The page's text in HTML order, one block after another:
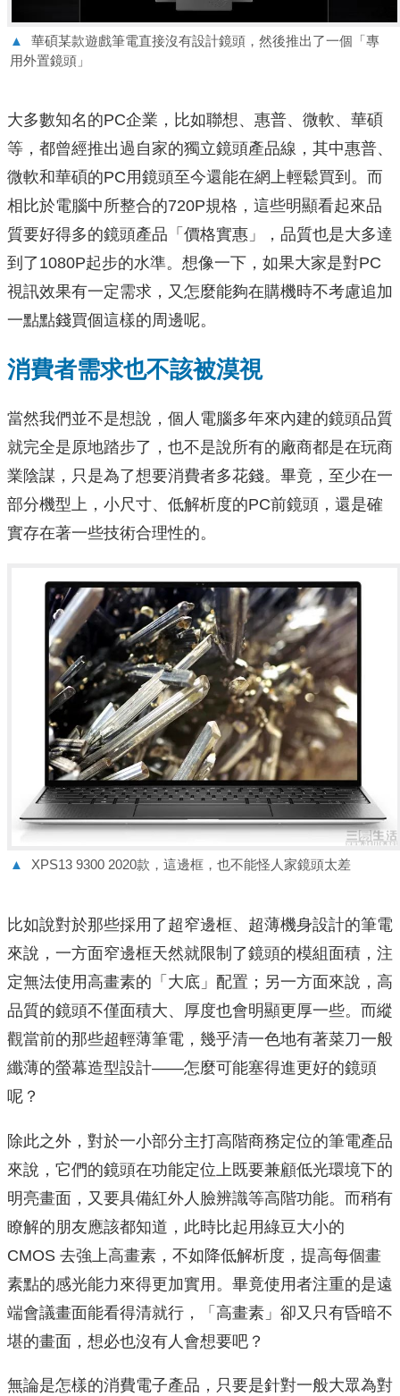
▲
華碩某款遊戲筆電直接沒有設計鏡頭，然後推出了一個「專
用外置鏡頭」
大多數知名的PC企業，比如聯想、惠普、微軟、華碩
等，都曾經推出過自家的獨立鏡頭產品線，其中惠普、
微軟和華碩的PC用鏡頭至今還能在網上輕鬆買到。而
相比於電腦中所整合的720P規格，這些明顯看起來品
質要好得多的鏡頭產品「價格實惠」，品質也是大多達
到了1080P起步的水準。想像一下，如果大家是對PC
視訊效果有一定需求，又怎麼能夠在購機時不考慮追加
一點點錢買個這樣的周邊呢。
消費者需求也不該被漠視
當然我們並不是想說，個人電腦多年來內建的鏡頭品質
就完全是原地踏步了，也不是說所有的廠商都是在玩商
業陰謀，只是為了想要消費者多花錢。畢竟，至少在一
部分機型上，小尺寸、低解析度的PC前鏡頭，還是確
實存在著一些技術合理性的。
▲ XPS13 9300 2020款，這邊框，也不能怪人家鏡頭太差
比如說對於那些採用了超窄邊框、超薄機身設計的筆電
來說，一方面窄邊框天然就限制了鏡頭的模組面積，注
定無法使用高畫素的「大底」配置；另一方面來說，高
品質的鏡頭不僅面積大、厚度也會明顯更厚一些。而縱
觀當前的那些超輕薄筆電，幾乎清一色地有著菜刀一般
纖薄的螢幕造型設計——怎麼可能塞得進更好的鏡頭
呢？
除此之外，對於一小部分主打高階商務定位的筆電產品
來說，它們的鏡頭在功能定位上既要兼顧低光環境下的
明亮畫面，又要具備紅外人臉辨識等高階功能。而稍有
瞭解的朋友應該都知道，此時比起用綠豆大小的
CMOS 去強上高畫素，不如降低解析度，提高每個畫
素點的感光能力來得更加實用。畢竟使用者注重的是遠
端會議畫面能看得清就行，「高畫素」卻又只有昏暗不
堪的畫面，想必也沒有人會想要吧？
無論是怎樣的消費電子產品，只要是針對一般大眾為對